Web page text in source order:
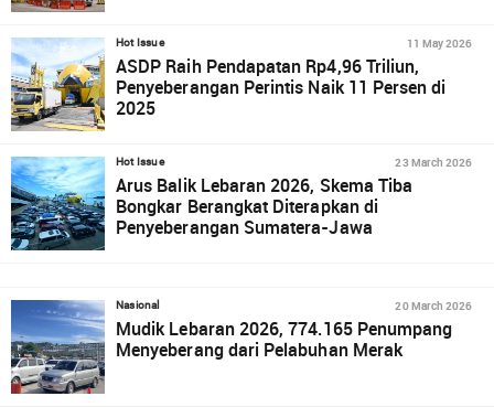
Hot Issue 11 May 2026
ASDP Raih Pendapatan Rp4,96 Triliun,
Penyeberangan Perintis Naik 11 Persen di
2025
Hot Issue 23 March 2026
Arus Balik Lebaran 2026, Skema Tiba
Bongkar Berangkat Diterapkan di
Penyeberangan Sumatera-Jawa
Nasional 20 March 2026
Mudik Lebaran 2026, 774.165 Penumpang
Menyeberang dari Pelabuhan Merak